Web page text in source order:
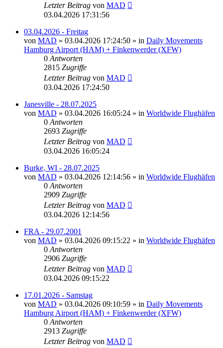
Letzter Beitrag von MAD
03.04.2026 17:31:56
03.04.2026 - Freitag
von MAD » 03.04.2026 17:24:50 » in Daily Movements
Hamburg Airport (HAM) + Finkenwerder (XFW)
0 Antworten
2815 Zugriffe
Letzter Beitrag von MAD
03.04.2026 17:24:50
Janesville - 28.07.2025
von MAD » 03.04.2026 16:05:24 » in Worldwide Flughäfen
0 Antworten
2693 Zugriffe
Letzter Beitrag von MAD
03.04.2026 16:05:24
Burke, WI - 28.07.2025
von MAD » 03.04.2026 12:14:56 » in Worldwide Flughäfen
0 Antworten
2909 Zugriffe
Letzter Beitrag von MAD
03.04.2026 12:14:56
FRA - 29.07.2001
von MAD » 03.04.2026 09:15:22 » in Worldwide Flughäfen
0 Antworten
2906 Zugriffe
Letzter Beitrag von MAD
03.04.2026 09:15:22
17.01.2026 - Samstag
von MAD » 03.04.2026 09:10:59 » in Daily Movements
Hamburg Airport (HAM) + Finkenwerder (XFW)
0 Antworten
2913 Zugriffe
Letzter Beitrag von MAD